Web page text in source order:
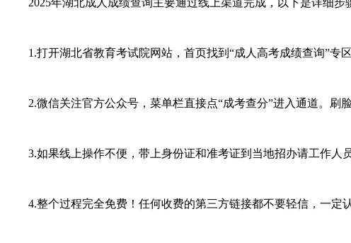
1.打开湖北省教育考试院网站，首页找到“成人高考成绩查询”专
2.微信关注官方公众号，菜单栏直接点“成考查分”进入通道。刷
3.如果线上操作不便，带上身份证和准考证到当地招办请工作人
4.整个过程完全免费！任何收费的第三方链接都不要轻信，一定